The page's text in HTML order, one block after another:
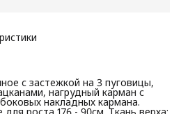
с застежкой на 3 пуговицы,
нагрудный карман c
накладных кармана.
роста 176 - 90см. Ткань верха: